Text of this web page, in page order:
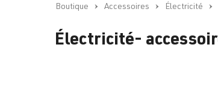
Boutique Accessoires Électricité
Électricité-